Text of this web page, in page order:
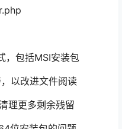
，包括MSI安装包
以改进文件阅读
理更多剩余残留